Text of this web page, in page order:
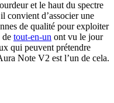
et le haut du spectre
convient d’associer une
de qualité pour exploiter
de tout-en-un ont vu le jour
qui peuvent prétendre
Note V2 est l’un de cela.